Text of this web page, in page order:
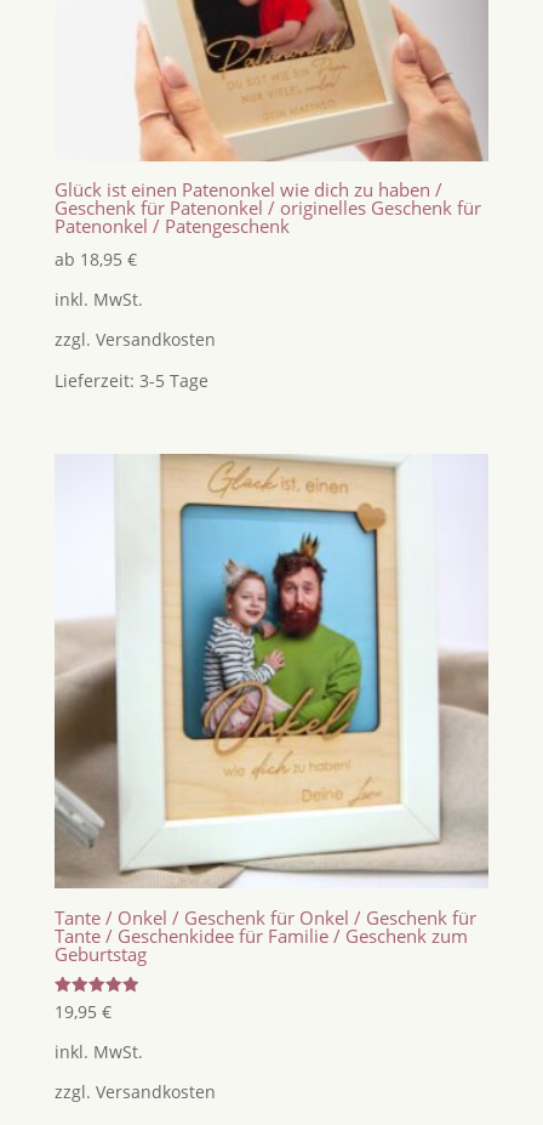
Glück ist einen Patenonkel wie dich zu haben /
Geschenk für Patenonkel / originelles Geschenk für
Patenonkel / Patengeschenk
ab 18,95 €
inkl. MwSt.
zzgl. Versandkosten
Lieferzeit: 3-5 Tage
Tante / Onkel / Geschenk für Onkel / Geschenk für
Tante / Geschenkidee für Familie / Geschenk zum
Geburtstag
Bewertet
mit
von 5
19,95 €
inkl. MwSt.
zzgl. Versandkosten